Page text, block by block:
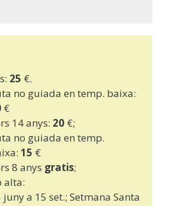
25 €.
no guiada en temp. baixa:
€
14 anys: 20 €;
no guiada en temp.
15 €
8 anys gratis;
alta:
juny a 15 set.; Setmana Santa